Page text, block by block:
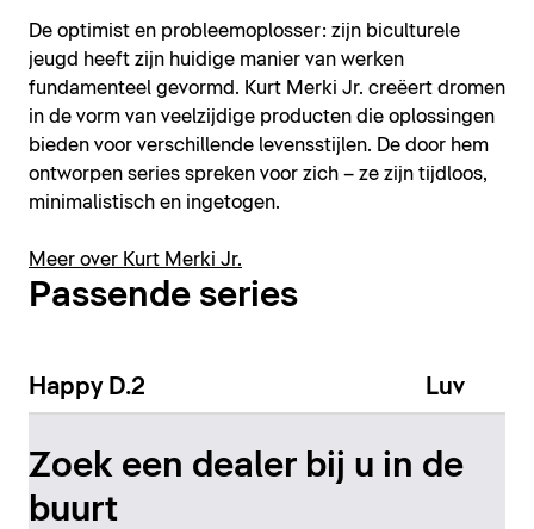
De optimist en probleemoplosser: zijn biculturele
jeugd heeft zijn huidige manier van werken
fundamenteel gevormd. Kurt Merki Jr. creëert dromen
in de vorm van veelzijdige producten die oplossingen
bieden voor verschillende levensstijlen. De door hem
ontworpen series spreken voor zich – ze zijn tijdloos,
minimalistisch en ingetogen.
Meer over Kurt Merki Jr.
Passende series
Happy D.2 Luv
Zoek een dealer bij u in de
buurt